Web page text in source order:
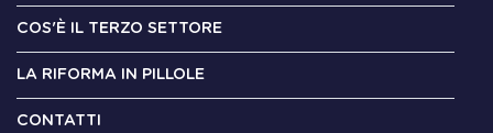
COS'È IL TERZO SETTORE
LA RIFORMA IN PILLOLE
CONTATTI